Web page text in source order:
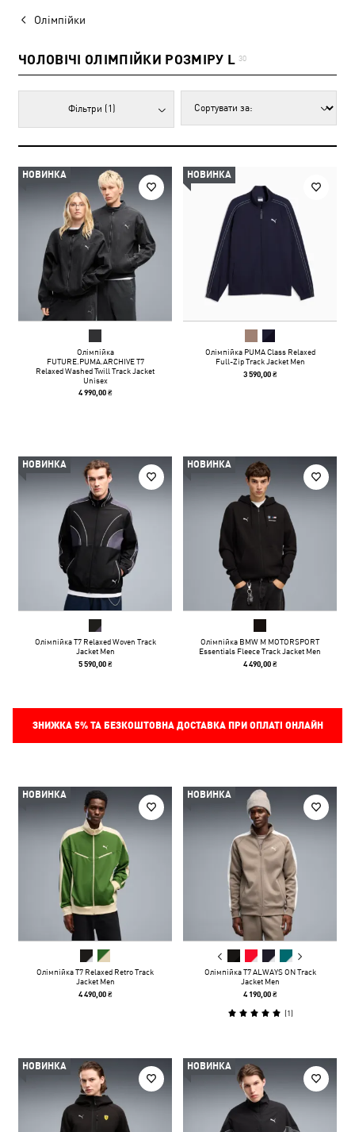
Олімпійки
ЧОЛОВІЧІ ОЛІМПІЙКИ РОЗМІРУ L 30
Фільтри (1)
НОВИНКА
Олімпійка
FUTURE.PUMA.ARCHIVE T7
Relaxed Washed Twill Track Jacket
Unisex
4 990,00 ₴
НОВИНКА
Олімпійка PUMA Class Relaxed
Full-Zip Track Jacket Men
3 590,00 ₴
НОВИНКА
Олімпійка T7 Relaxed Woven Track
Jacket Men
5 590,00 ₴
НОВИНКА
Олімпійка BMW M MOTORSPORT
Essentials Fleece Track Jacket Men
4 490,00 ₴
ЗНИЖКА 5%ТА БЕЗКОШТОВНА ДОСТАВКА ПРИ ОПЛАТІ ОНЛАЙН
НОВИНКА
Олімпійка T7 Relaxed Retro Track
Jacket Men
4 490,00 ₴
НОВИНКА
Олімпійка T7 ALWAYS ON Track
Jacket Men
4 190,00 ₴
(1)
НОВИНКА НОВИНКА